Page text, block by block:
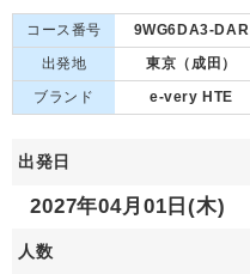
コース番号 9WG6DA3-DAR
出発地
東京（成田）
ブランド
e-very HTE
出発日
2027年04月01日(木)
人数